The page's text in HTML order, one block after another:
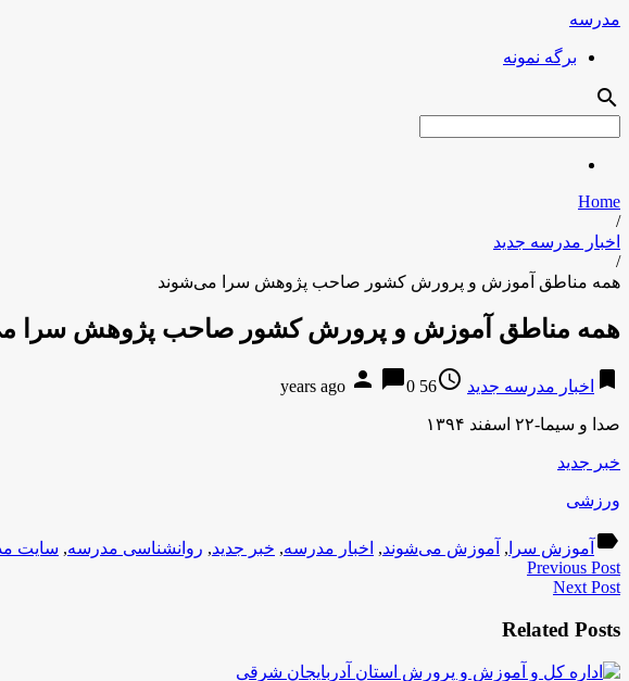
مدرسه
برگه نمونه
search
Home
/
اخبار مدرسه جدید
/
همه مناطق آموزش و پرورش کشور صاحب پژوهش سرا می‌شوند
همه مناطق آموزش و پرورش کشور صاحب پژوهش سرا
bookmark اخبار مدرسه جدید access_time
56 years ago
person chat_bubble0
صدا و سیما-۲۲ اسفند ۱۳۹۴
خبر جدید
ورزشی
label آموزش سرا , آموزش می‌شوند, اخبار مدرسه, خبر جدید, روانشناسی مدرسه, سایت
Previous Post
Next Post
Related Posts